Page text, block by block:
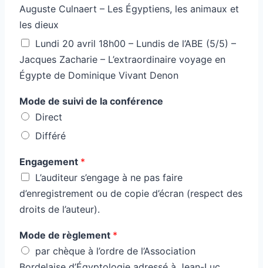
Auguste Culnaert – Les Égyptiens, les animaux et
les dieux
Lundi 20 avril 18h00 – Lundis de l’ABE (5/5) –
Jacques Zacharie – L’extraordinaire voyage en
Égypte de Dominique Vivant Denon
Mode de suivi de la conférence
Direct
Différé
Engagement *
L’auditeur s’engage à ne pas faire
d’enregistrement ou de copie d’écran (respect des
droits de l’auteur).
Mode de règlement *
par chèque à l’ordre de l’Association